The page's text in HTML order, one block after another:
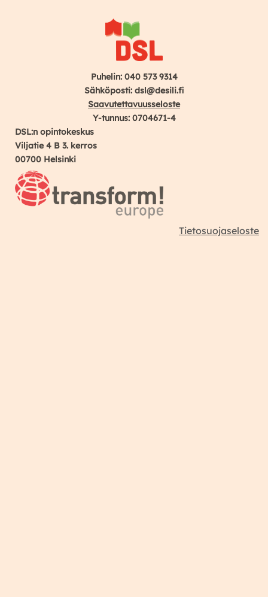
Puhelin: 040 573 9314
Sähköposti: dsl@desili.fi
Saavutettavuusseloste
Y-tunnus: 0704671-4
DSL:n opintokeskus
Viljatie 4 B 3. kerros
00700 Helsinki
Tietosuojaseloste